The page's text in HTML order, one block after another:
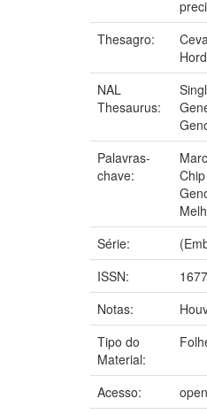
Thesagro:
NAL
Thesaurus:
Palavras-
chave:
Série:
ISSN:
Notas:
Tipo do
Material:
Acesso: